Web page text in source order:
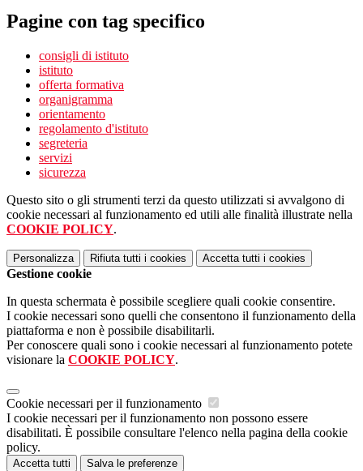
Pagine con tag specifico
consigli di istituto
istituto
offerta formativa
organigramma
orientamento
regolamento d'istituto
segreteria
servizi
sicurezza
Questo sito o gli strumenti terzi da questo utilizzati si avvalgono di
cookie necessari al funzionamento ed utili alle finalità illustrate nella
COOKIE POLICY.
Personalizza Rifiuta tutti i cookies Accetta tutti i cookies
Gestione cookie
In questa schermata è possibile scegliere quali cookie consentire.
I cookie necessari sono quelli che consentono il funzionamento della
piattaforma e non è possibile disabilitarli.
Per conoscere quali sono i cookie necessari al funzionamento potete
visionare la COOKIE POLICY.
Cookie necessari per il funzionamento
I cookie necessari per il funzionamento non possono essere
disabilitati. È possibile consultare l'elenco nella pagina della cookie
policy.
Accetta tutti Salva le preferenze